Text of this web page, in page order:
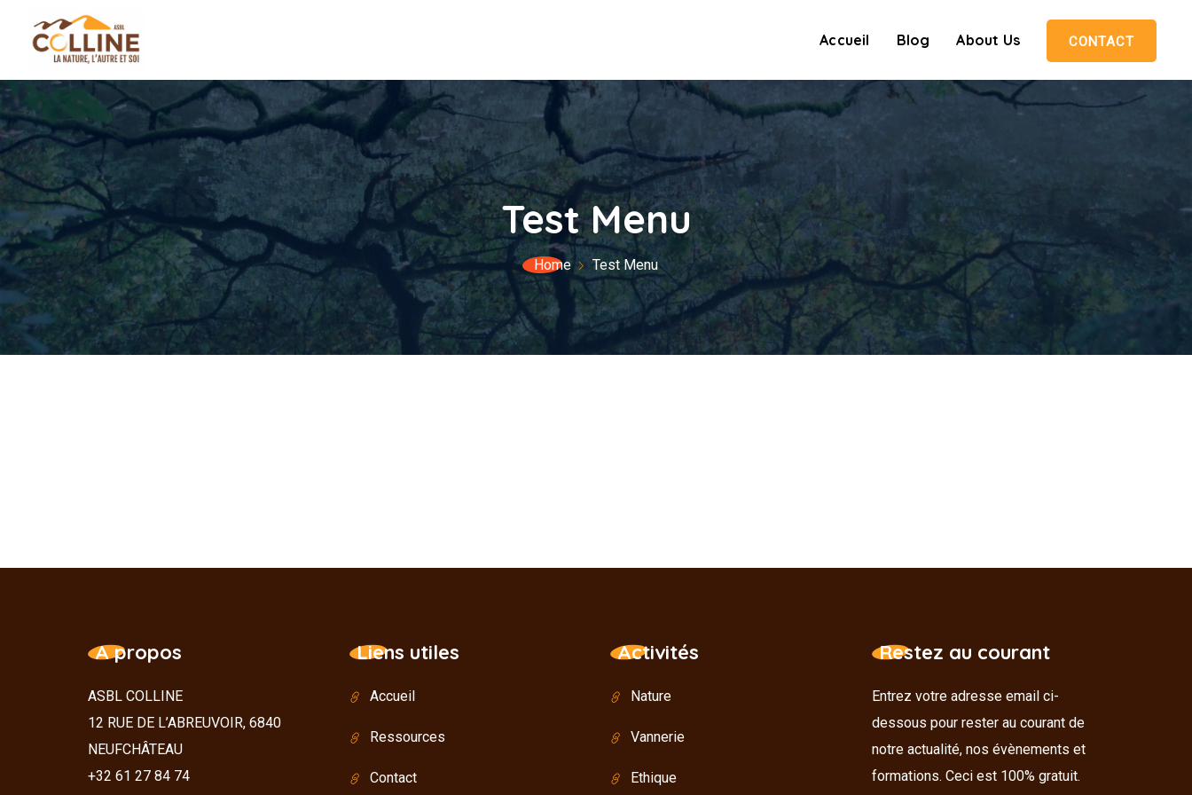
Accueil Blog About Us CONTACT
Test Menu
Home Test Menu
A propos
ASBL COLLINE
12 RUE DE L’ABREUVOIR, 6840
NEUFCHÂTEAU
+32 61 27 84 74
Liens utiles
Accueil
Ressources
Contact
Activités
Nature
Vannerie
Ethique
Restez au courant
Entrez votre adresse email ci-
dessous pour rester au courant de
notre actualité, nos évènements et
formations. Ceci est 100% gratuit.